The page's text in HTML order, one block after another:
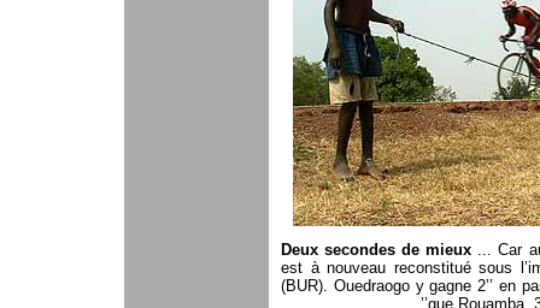
Deux secondes de mieux ... Car
est à nouveau reconstitué sous
(BUR). Ouedraogo y gagne 2’’ en
que Rouamba,